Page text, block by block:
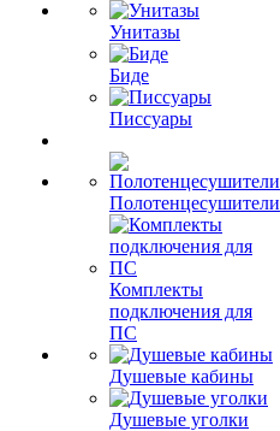
Унитазы
Биде
Писсуары
Полотенцесушители
Комплекты
подключения для
ПС
Душевые кабины
Душевые уголки